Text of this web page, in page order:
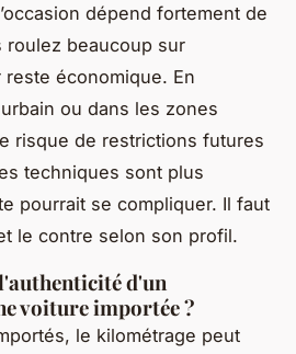
dépend fortement de
roulez beaucoup sur
économique. En
ou dans les zones
risque de restrictions futures
techniques sont plus
pourrait se compliquer. Il faut
le contre selon son profil.
d'un
voiture importée ?
le kilométrage peut